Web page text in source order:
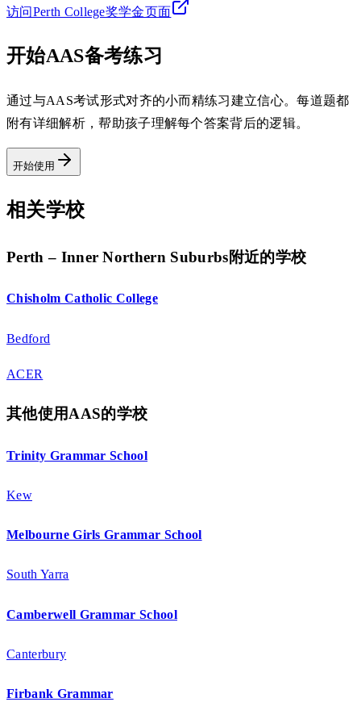
访问Perth College奖学金页面
开始AAS备考练习
通过与AAS考试形式对齐的小而精练习建立信心。每道题都
附有详细解析，帮助孩子理解每个答案背后的逻辑。
开始使用
相关学校
Perth – Inner Northern Suburbs附近的学校
Chisholm Catholic College
Bedford
ACER
其他使用AAS的学校
Trinity Grammar School
Kew
Melbourne Girls Grammar School
South Yarra
Camberwell Grammar School
Canterbury
Firbank Grammar